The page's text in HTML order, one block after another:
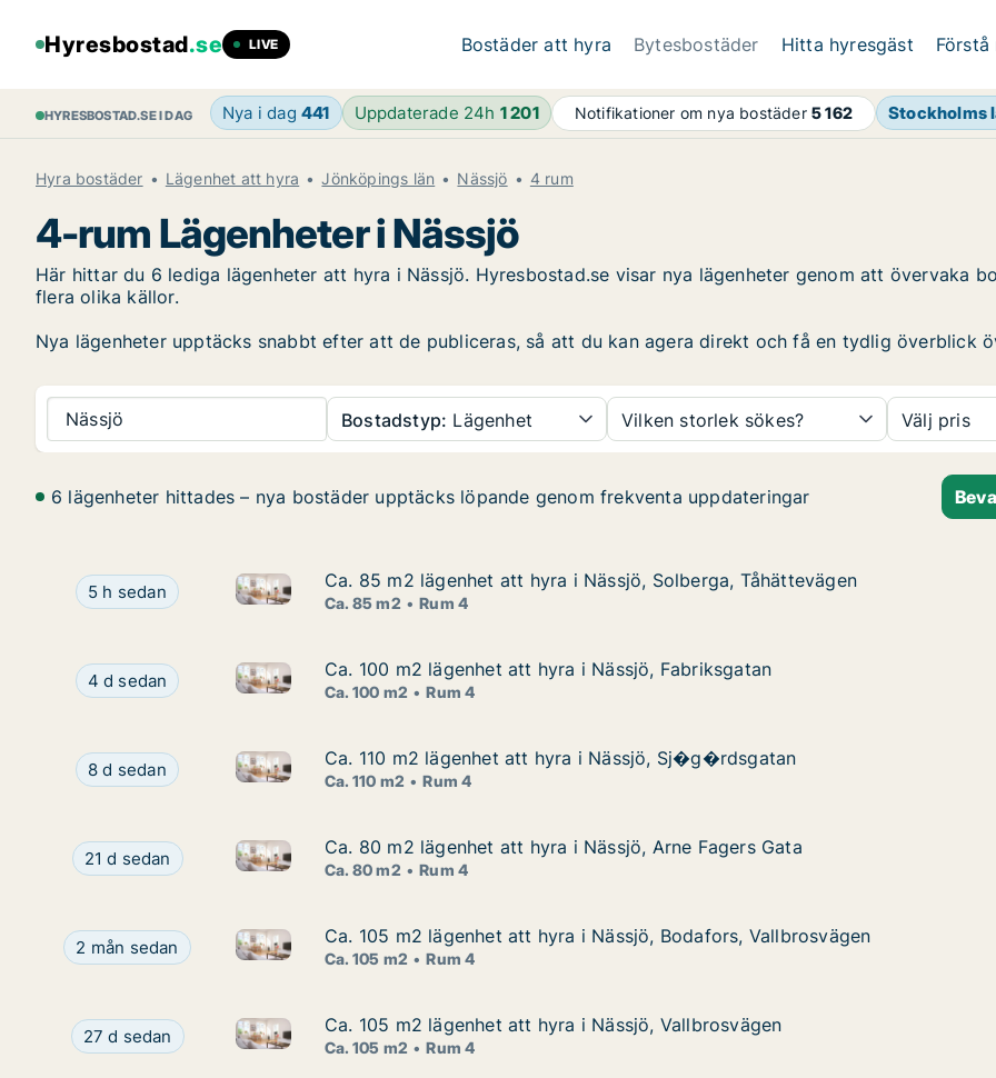
Hyresbostad.se LIVE Bostäder att hyra Bytesbostäder Hitta hyresgäst Förstå
HYRESBOSTAD.SE I DAG Nya i dag 441 Uppdaterade 24h 1 201 Notifikationer om nya bostäder5 162 Stockholms
Hyra bostäder Lägenhet att hyra Jönköpings län Nässjö 4 rum
4-rum Lägenheter i Nässjö
Här hittar du 6 lediga lägenheter att hyra i Nässjö. Hyresbostad.se visar nya lägenheter genom att övervaka
flera olika källor.
Nya lägenheter upptäcks snabbt efter att de publiceras, så att du kan agera direkt och få en tydlig överblick
Nässjö Bostadstyp: Lägenhet Vilken storlek sökes? Välj pris
6 lägenheter hittades – nya bostäder upptäcks löpande genom frekventa uppdateringar
Ca. 85 m2 lägenhet att hyra i Nässjö, Solberga, Tåhättevägen
5 h sedan Ca. 85 m2 lägenhet att hyra i Nässjö, Solberga, Tåhättevägen
Ca. 85 m2 lägenhet att hyra i Nässjö, Solberga, Tåhättevägen
Ca. 85 m2 lägenhet att hyra i Nässjö, Solberga, Tåhättevägen
Ca. 85 m2 Rum 4
Ca. 100 m2 lägenhet att hyra i Nässjö, Fabriksgatan
4 d sedan Ca. 100 m2 lägenhet att hyra i Nässjö, Fabriksgatan
Ca. 100 m2 lägenhet att hyra i Nässjö, Fabriksgatan
Ca. 100 m2 lägenhet att hyra i Nässjö, Fabriksgatan
Ca. 100 m2 Rum 4
Ca. 110 m2 lägenhet att hyra i Nässjö, Sj�g�rdsgatan
8 d sedan Ca. 110 m2 lägenhet att hyra i Nässjö, Sj�g�rdsgatan
Ca. 110 m2 lägenhet att hyra i Nässjö, Sj�g�rdsgatan
Ca. 110 m2 lägenhet att hyra i Nässjö, Sj�g�rdsgatan
Ca. 110 m2 Rum 4
Ca. 80 m2 lägenhet att hyra i Nässjö, Arne Fagers Gata
21 d sedan Ca. 80 m2 lägenhet att hyra i Nässjö, Arne Fagers Gata
Ca. 80 m2 lägenhet att hyra i Nässjö, Arne Fagers Gata
Ca. 80 m2 lägenhet att hyra i Nässjö, Arne Fagers Gata
Ca. 80 m2 Rum 4
Ca. 105 m2 lägenhet att hyra i Nässjö, Bodafors, Vallbrosvägen
2 mån sedan Ca. 105 m2 lägenhet att hyra i Nässjö, Bodafors, Vallbrosvägen
Ca. 105 m2 lägenhet att hyra i Nässjö, Bodafors, Vallbrosvägen
Ca. 105 m2 lägenhet att hyra i Nässjö, Bodafors, Vallbrosvägen
Ca. 105 m2 Rum 4
Ca. 105 m2 lägenhet att hyra i Nässjö, Vallbrosvägen
27 d sedan Ca. 105 m2 lägenhet att hyra i Nässjö, Vallbrosvägen
Ca. 105 m2 lägenhet att hyra i Nässjö, Vallbrosvägen
Ca. 105 m2 lägenhet att hyra i Nässjö, Vallbrosvägen
Ca. 105 m2 Rum 4